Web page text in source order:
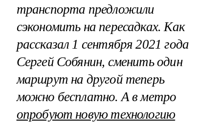
транспорта предложили
сэкономить на пересадках. Как
рассказал 1 сентября 2021 года
Сергей Собянин, сменить один
маршрут на другой теперь
можно бесплатно. А в метро
опробуют новую технологию